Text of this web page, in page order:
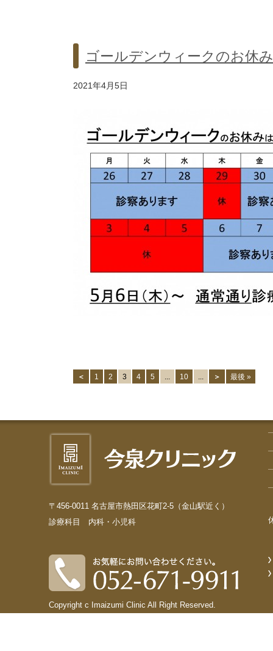
ゴールデンウィークのお休
2021年4月5日
＜ 1 2 3 4 5 ... 10 ... ＞ 最後 »
〒456-0011 名古屋市熱田区花町2-5（金山駅近く）
診療科目 内科・小児科
Copyright c Imaizumi Clinic All Right Reserved.